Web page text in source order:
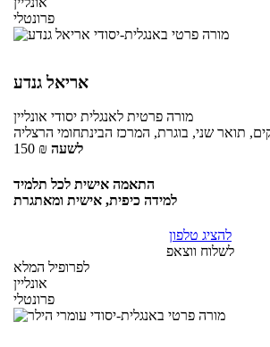
פרונטלי
אריאל גנדע
מורה פרטית לאנגלית יסודי אונליין
תואר שני, בוגרת, המרכז הבינתחומי הרצליה
150 ₪ לשעה
התאמה אישית לכל תלמיד
למידה כיפית, אישית ומאתגרת
להציג טלפון
לשלוח ווצאפ
לפרופיל המלא
אונליין
פרונטלי